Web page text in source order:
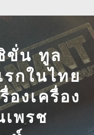
ขั่น ทูล
รกในไทย
องเครื่อง
พรช